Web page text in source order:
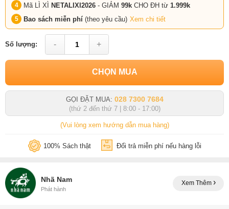
Mã LÌ XÌ NETALIXI2026 - GIẢM 99k CHO ĐH từ 1.999k
Bao sách miễn phí (theo yêu cầu) Xem chi tiết
Số lượng: - +
CHỌN MUA
GỌI ĐẶT MUA: 028 7300 7684
(thứ 2 đến thứ 7 | 8:00 - 17:00)
(Vui lòng xem hướng dẫn mua hàng)
100% Sách thật Đổi trả miễn phí nếu hàng lỗi
Nhã Nam
Phát hành
Xem Thêm